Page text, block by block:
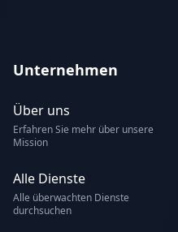
Unternehmen
Über uns
Erfahren Sie mehr über unsere
Mission
Alle Dienste
Alle überwachten Dienste
durchsuchen